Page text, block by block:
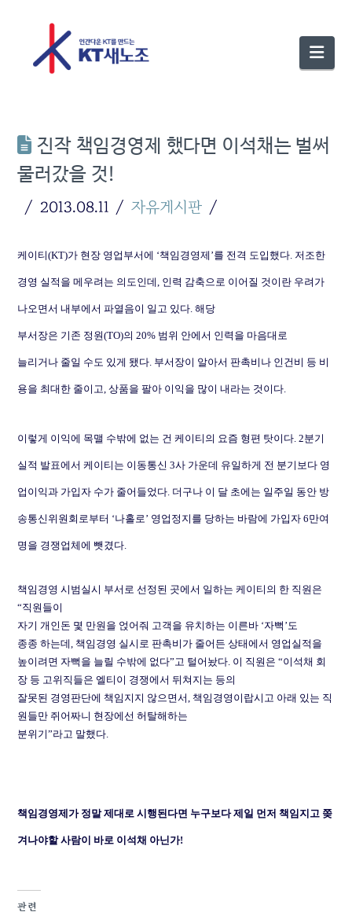
진작 책임경영제 했다면 이석채는 벌써
물러갔을 것!
2013.08.11 자유게시판
케이티(KT)가 현장 영업부서에 ‘책임경영제 ’를 전격 도입했다. 저조한
경영 실적을 메우려는 의도인데, 인력 감축으로 이어질 것이란 우려가
나오면서 내부에서 파열음이 일고 있다.해당
부서장은 기존 정원(TO)의 20% 범위 안에서 인력을 마음대로
늘리거나 줄일 수도 있게 됐다. 부서장이 알아서 판촉비나 인건비 등 비
용을 최대한 줄이고,상품을 팔아 이익을 많이 내라는 것이다.
이렇게 이익에 목맬 수밖에 없는 건 케이티의 요즘 형편 탓이다 . 2분기
실적 발표에서 케이티는 이동통신 3사 가운데 유일하게 전 분기보다 영
업이익과 가입자 수가 줄어들었다 더구나 이 달 초에는 일주일 동안 방
송통신위원회로부터 ‘나홀로 ’ 영업정지를 당하는 바람에 가입자 6만여
명을 경쟁업체에 뺏겼다
책임경영 시범실시 부서로 선정된 곳에서 일하는 케이티의 한 직원은
“직원들이
자기 개인돈 몇 만원을 얹어줘 고객을 유치하는 이른바 ‘자뻑 ’ 도
종종 하는데 책임경영 실시로 판촉비가 줄어든 상태에서 영업실적을
높이려면 자뻑을 늘릴 수밖에 없다” 고 털어놨다 이 직원은 “이석채 회
장 등 고위직들은 엘티이 경쟁에서 뒤쳐지는 등의
잘못된 경영판단에 책임지지 않으면서 책임경영이랍시고 아래 있는 직
원들만 쥐어짜니 현장에선 허탈해하는
분위기”라고 말했다
책임경영제가 정말 제대로 시행된다면 누구보다 제일 먼저 책임지고 쫒
겨나야할 사람이 바로 이석채 아닌가!
관련